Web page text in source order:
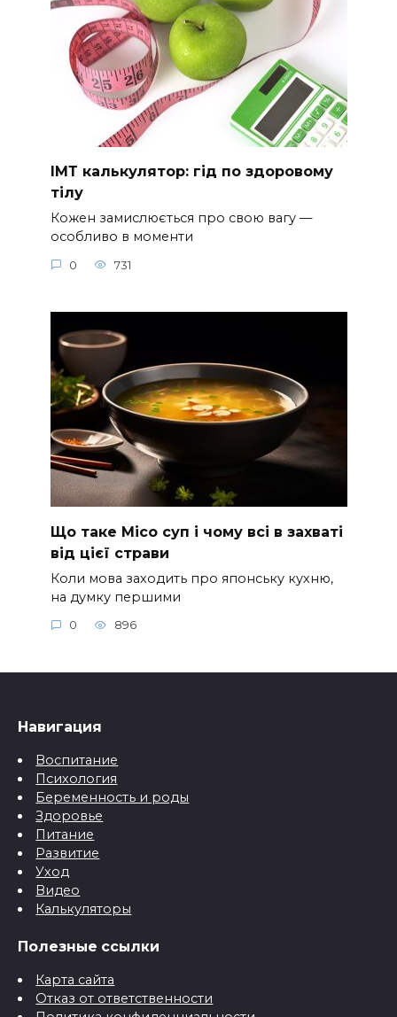
ІМТ калькулятор: гід по здоровому
тілу
Кожен замислюється про свою вагу —
особливо в моменти
0 731
Що таке Місо суп і чому всі в захваті
від цієї страви
Коли мова заходить про японську кухню,
на думку першими
0 896
Навигация
Воспитание
Психология
Беременность и роды
Здоровье
Питание
Развитие
Уход
Видео
Калькуляторы
Полезные ссылки
Карта сайта
Отказ от ответственности